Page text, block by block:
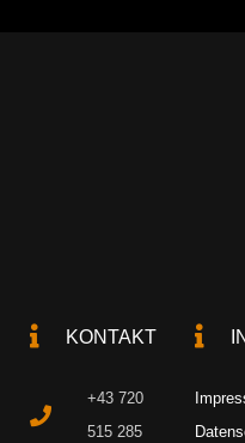
KONTAKT
+43 720
515 285